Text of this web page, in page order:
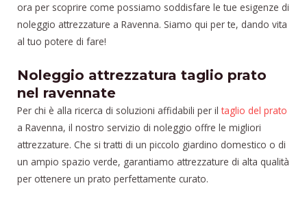
ora per scoprire come possiamo soddisfare le tue esigenze di
noleggio attrezzature a Ravenna. Siamo qui per te, dando vita
al tuo potere di fare!
Noleggio attrezzatura taglio prato
nel ravennate
Per chi è alla ricerca di soluzioni affidabili per iltaglio del prato
a Ravenna, il nostro servizio di noleggio offre le migliori
attrezzature. Che si tratti di un piccolo giardino domestico o di
un ampio spazio verde, garantiamo attrezzature di alta qualità
per ottenere un prato perfettamente curato.